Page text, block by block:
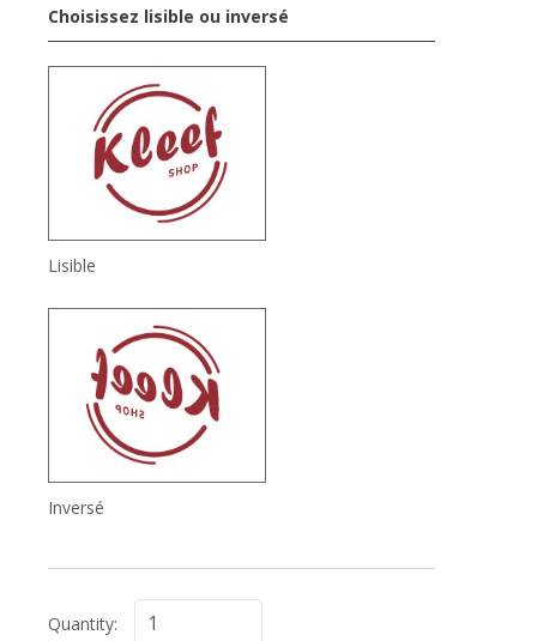
Choisissez lisible ou inversé
Lisible
Inversé
Quantity: